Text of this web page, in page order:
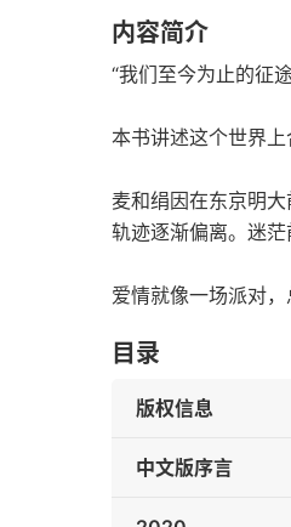
内容简介
“我们至今为止的征
本书讲述这个世界
麦和绢因在东京明
轨迹逐渐偏离。迷茫
爱情就像一场派对，
目录
版权信息
中文版序言